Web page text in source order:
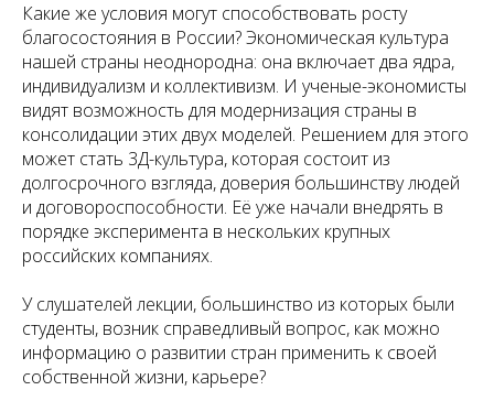
Какие же условия могут способствовать росту
благосостояния в России? Экономическая культура
нашей страны неоднородна: она включает два ядра,
индивидуализм и коллективизм. И ученые-экономисты
видят возможность для модернизация страны в
консолидации этих двух моделей. Решением для этого
может стать 3Д-культура, которая состоит из
долгосрочного взгляда, доверия большинству людей
и договороспособности. Её уже начали внедрять в
порядке эксперимента в нескольких крупных
российских компаниях.
У слушателей лекции, большинство из которых были
студенты, возник справедливый вопрос, как можно
информацию о развитии стран применить к своей
собственной жизни, карьере?